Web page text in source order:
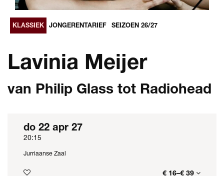
KLASSIEK JONGERENTARIEF SEIZOEN 26/27
Lavinia Meijer
van Philip Glass tot Radiohead
do 22 apr 27
20:15
Jurriaanse Zaal
€ 16–€ 39